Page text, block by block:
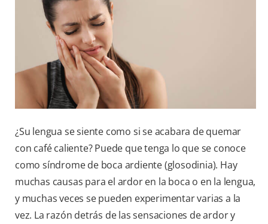
¿Su lengua se siente como si se acabara de quemar
con café caliente? Puede que tenga lo que se conoce
como síndrome de boca ardiente (glosodinia). Hay
muchas causas para el ardor en la boca o en la lengua,
y muchas veces se pueden experimentar varias a la
vez. La razón detrás de las sensaciones de ardor y